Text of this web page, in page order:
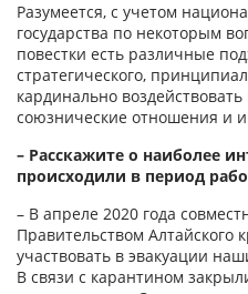
Разумеется, с учетом
государства по некоторым
повестки есть различные
стратегического,
кардинально
союзнические отношения и
– Расскажите о наиболее
происходили в период
– В апреле 2020 года
Правительством
участвовать в эвакуации
В связи с карантином